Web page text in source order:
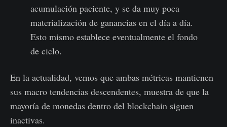
acumulación paciente, y se da muy poca
materialización de ganancias en el día a día.
Esto mismo establece eventualmente el fondo
de ciclo.
En la actualidad, vemos que ambas métricas mantienen
sus macro tendencias descendentes, muestra de que la
mayoría de monedas dentro del blockchain siguen
inactivas.